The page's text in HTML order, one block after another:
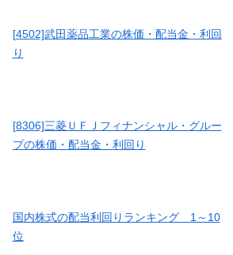
[4502]武田薬品工業の株価・配当金・利回
り
[8306]三菱ＵＦＪフィナンシャル・グルー
プの株価・配当金・利回り
国内株式の配当利回りランキング 1～10
位